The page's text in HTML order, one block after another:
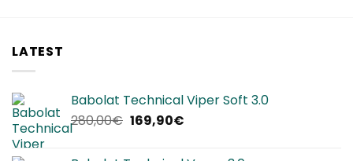
LATEST
Babolat Technical Viper Soft 3.0
280,00€ Il
169,90€Il